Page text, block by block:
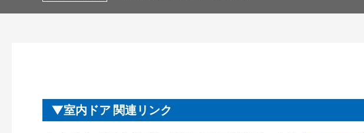
室内ドア 関連リンク